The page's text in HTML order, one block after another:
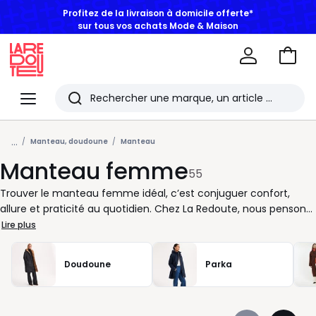
BONS PLANS | Jusqu'à -50% dès 2 articles*
Menu
Redoute
Rechercher
Les
derniers
articles
consultés
Aller
... Manteau, doudoune Manteau
Manteau femme55
Trouver le manteau femme idéal, c’est conjuguer confort,
allure et praticité au quotidien. Chez La Redoute, nous pensons
chaque détail pour que vous puissiez composer des tenues qui
vous ressemblent, en toutes circonstances. Long ou court,
fluide ou structuré, chaque manteau a son style et sa fonction
: de la doudoune légère pour vos journées actives au caban
soigné pour une allure citadine. Vous aimez les coupes ajustées
Lire plus
Doudoune Parka